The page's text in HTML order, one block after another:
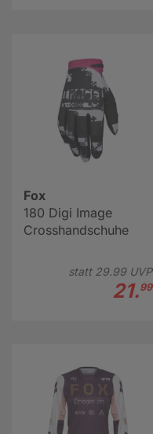
Fox
180 Digi Image
Crosshandschuhe
statt 29.99UVP
21.99